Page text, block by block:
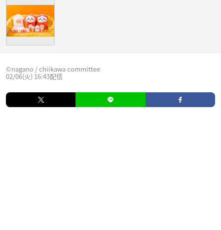
©nagano / chiikawa committee
02/06(火) 16:43配信